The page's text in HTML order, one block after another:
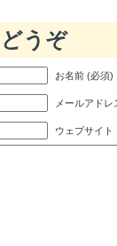
うぞ
お名前 (必須)
メールアド
ウェブサイト